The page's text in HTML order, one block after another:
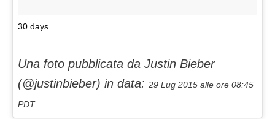
30 days
Una foto pubblicata da Justin Bieber
(@justinbieber) in data: 29 Lug 2015 alle ore 08:45
PDT